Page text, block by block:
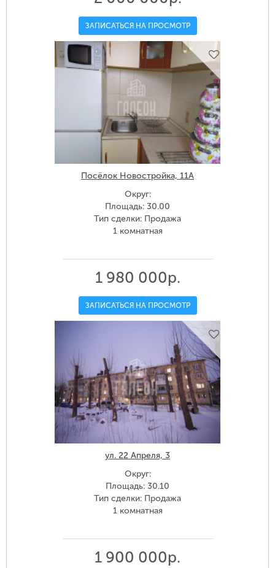
ЗАПИСАТЬСЯ НА ПРОСМОТР
Посёлок Новостройка, 11А
Округ:
Площадь: 30.00
Тип сделки: Продажа
1 комнатная
1 980 000р.
ЗАПИСАТЬСЯ НА ПРОСМОТР
ул. 22 Апреля, 3
Округ:
Площадь: 30.10
Тип сделки: Продажа
1 комнатная
1 900 000р.